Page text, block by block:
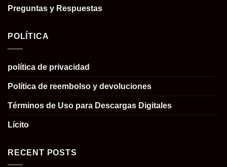
Preguntas y Respuestas
POLÍTICA
política de privacidad
Política de reembolso y devoluciones
Términos de Uso para Descargas Digitales
Lícito
RECENT POSTS